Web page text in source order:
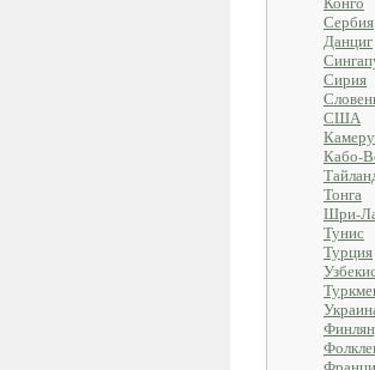
Сербия
Данциг
Сирия
США
Кабо-
Тонга
Шри-
Тунис
Турция